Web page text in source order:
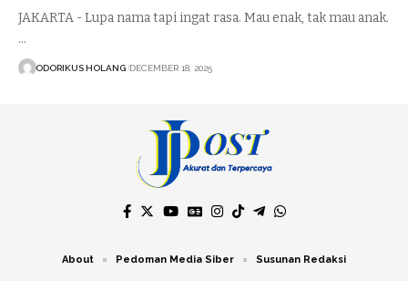
JAKARTA - Lupa nama tapi ingat rasa. Mau enak, tak mau anak.
…
ODORIKUS HOLANG DECEMBER 18, 2025
About Pedoman Media Siber Susunan Redaksi